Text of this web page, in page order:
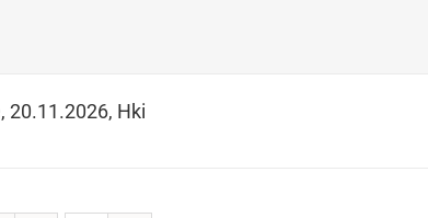
20.11.2026, Hki